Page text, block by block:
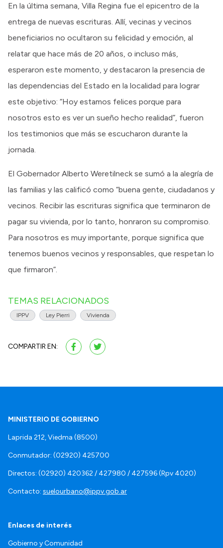
En la última semana, Villa Regina fue el epicentro de la
entrega de nuevas escrituras. Allí, vecinas y vecinos
beneficiarios no ocultaron su felicidad y emoción, al
relatar que hace más de 20 años, o incluso más,
esperaron este momento, y destacaron la presencia de
las dependencias del Estado en la localidad para lograr
este objetivo: “Hoy estamos felices porque para
nosotros esto es ver un sueño hecho realidad”, fueron
los testimonios que más se escucharon durante la
jornada.
El Gobernador Alberto Weretilneck se sumó a la alegría de
las familias y las calificó como “buena gente, ciudadanos y
vecinos. Recibir las escrituras significa que terminaron de
pagar su vivienda, por lo tanto, honraron su compromiso.
Para nosotros es muy importante, porque significa que
tenemos buenos vecinos y responsables, que respetan lo
que firmaron”.
TEMAS RELACIONADOS
IPPV Ley Pierri Vivienda
COMPARTIR EN:
MINISTERIO DE GOBIERNO
Laprida 212, Viedma (8500)
Conmutador: (02920) 425700
Directos: (02920) 420362 / 427980 / 427596 (Rpv 4020)
Contacto: suelourbano@ippv.gob.ar
Enlaces de interés
Gobierno y Comunidad